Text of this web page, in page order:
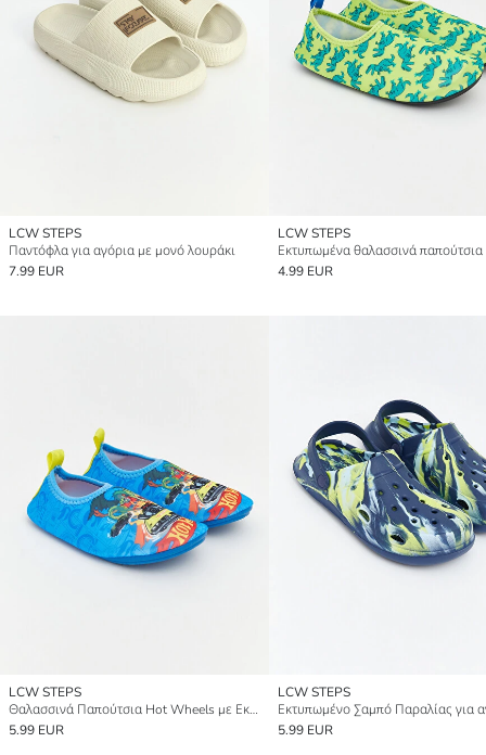
LCW STEPS
Παντόφλα για αγόρια με μονό λουράκι
7.99 EUR
LCW STEPS
4.99 EUR
LCW STEPS
Θαλασσινά Παπούτσια Hot Wheels με Εκτύπωση για αγόρια
5.99 EUR
LCW STEPS
Εκτυπωμένο Σαμπό Παραλίας για
5.99 EUR